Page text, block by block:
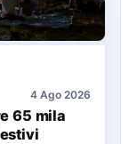
4 Ago 2026
65 mila